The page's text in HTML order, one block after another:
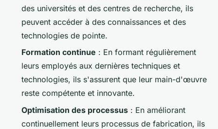
des universités et des centres de recherche, ils
peuvent accéder à des connaissances et des
technologies de pointe.
Formation continue : En formant régulièrement
leurs employés aux dernières techniques et
technologies, ils s'assurent que leur main-d'œuvre
reste compétente et innovante.
Optimisation des processus : En améliorant
continuellement leurs processus de fabrication, ils